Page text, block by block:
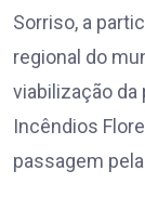
Sorriso, a
regional do
viabilização da
Incêndios
passagem